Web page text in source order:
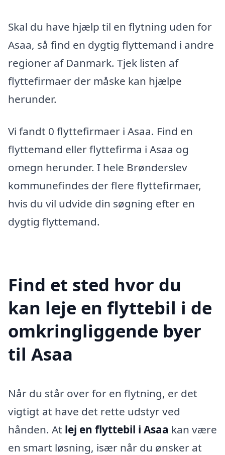
Skal du have hjælp til en flytning uden for
Asaa, så find en dygtig flyttemand i andre
regioner af Danmark. Tjek listen af
flyttefirmaer der måske kan hjælpe
herunder.
Vi fandt 0 flyttefirmaer i Asaa. Find en
flyttemand eller flyttefirma i Asaa og
omegn herunder. I hele Brønderslev
kommunefindes der flere flyttefirmaer,
hvis du vil udvide din søgning efter en
dygtig flyttemand.
Find et sted hvor du
kan leje en flyttebil i de
omkringliggende byer
til Asaa
Når du står over for en flytning, er det
vigtigt at have det rette udstyr ved
hånden. At lej en flyttebil i Asaa kan være
en smart løsning, især når du ønsker at